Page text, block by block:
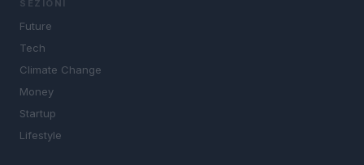
SEZIONI
Future
Tech
Climate Change
Money
Startup
Lifestyle